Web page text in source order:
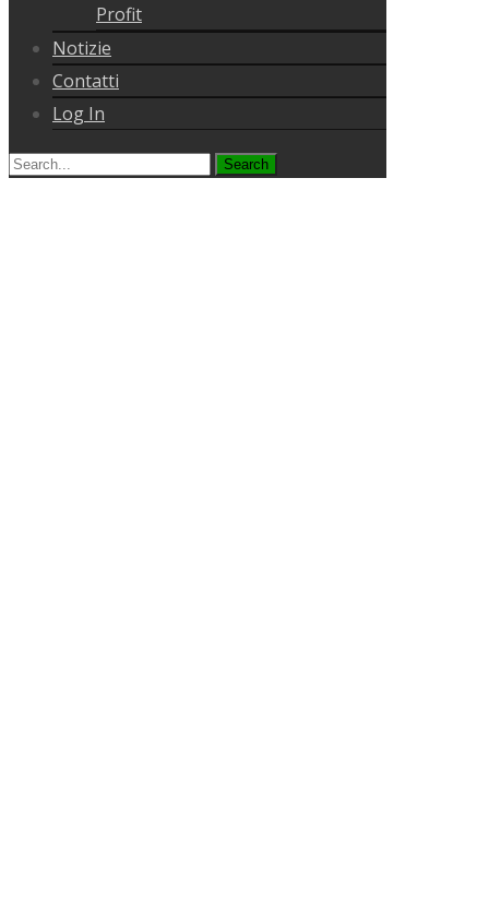
Profit
Notizie
Contatti
Log In
Search